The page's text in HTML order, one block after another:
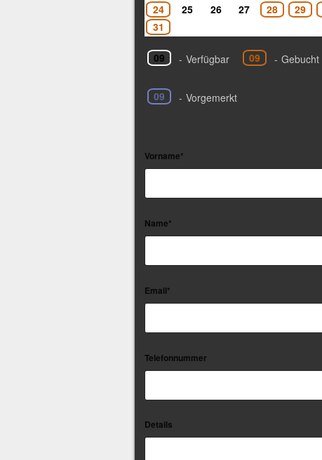
24
25 26 27 28 29
31
09 - Verfügbar 09 - Gebucht
09 - Vorgemerkt
Vorname*
Name*
Email*
Telefonnummer
Details